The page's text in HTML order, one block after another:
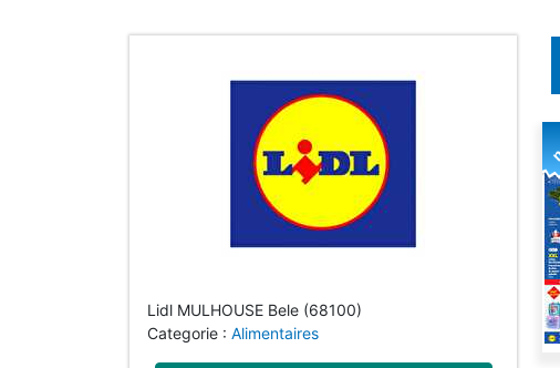
Lidl MULHOUSE Bele (68100)
Categorie : Alimentaires